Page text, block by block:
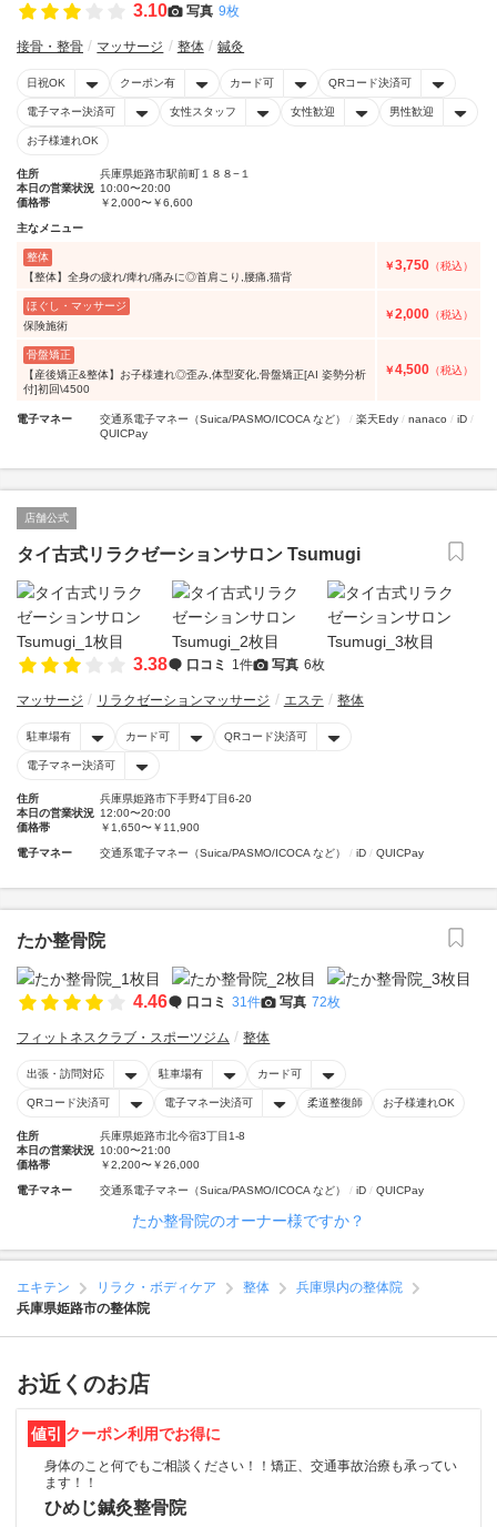
3.10 写真 9枚
接骨・整骨 マッサージ 整体 鍼灸
日祝OK クーポン有 カード可 QRコード決済可
電子マネー決済可 女性スタッフ 女性歓迎 男性歓迎
お子様連れOK
住所
兵庫県姫路市駅前町１８８−１
本日の営業状況 10:00〜20:00
価格帯
￥2,000〜￥6,600
主なメニュー
整体
【整体】全身の疲れ/痺れ/痛みに◎首肩こり,腰痛,猫背
￥3,750 （税込）
ほぐし・マッサージ
保険施術
￥2,000 （税込）
骨盤矯正
【産後矯正&整体】お子様連れ◎歪み,体型変化,骨盤矯正[AI 姿勢分析
付]初回\4500
￥4,500 （税込）
電子マネー 交通系電子マネー（Suica/PASMO/ICOCA など） 楽天Edy nanaco
iD
QUICPay
店舗公式
タイ古式リラクゼーションサロン Tsumugi
3.38 口コミ 1件 写真 6枚
マッサージ リラクゼーションマッサージ エステ 整体
駐車場有 カード可 QRコード決済可
電子マネー決済可
住所
兵庫県姫路市下手野4丁目6-20
本日の営業状況 12:00〜20:00
価格帯
￥1,650〜￥11,900
電子マネー 交通系電子マネー（Suica/PASMO/ICOCA など） iD QUICPay
たか整骨院
4.46 口コミ 31件 写真 72枚
フィットネスクラブ・スポーツジム 整体
出張・訪問対応 駐車場有 カード可
QRコード決済可 電子マネー決済可 柔道整復師 お子様連れOK
住所
兵庫県姫路市北今宿3丁目1-8
本日の営業状況 10:00〜21:00
価格帯
￥2,200〜￥26,000
電子マネー 交通系電子マネー（Suica/PASMO/ICOCA など） iD QUICPay
たか整骨院のオーナー様ですか？
エキテン リラク・ボディケア 整体
兵庫県内の整体院
兵庫県姫路市の整体院
お近くのお店
値引 クーポン利用でお得に
身体のこと何でもご相談ください！！矯正、交通事故治療も承ってい
ます！！
ひめじ鍼灸整骨院